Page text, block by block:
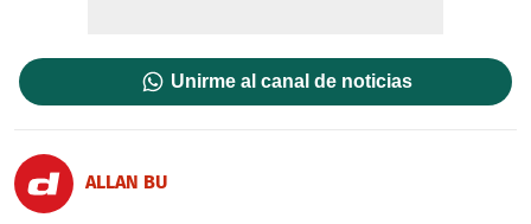
Unirme al canal de noticias
ALLAN BU